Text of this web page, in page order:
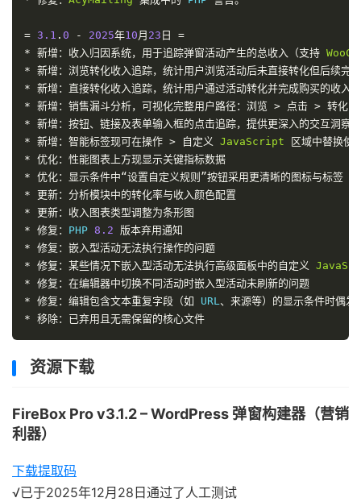
= 3.1 . 0 - 2025年10月 23 日
=
* 新增：收入归因系统，用于追踪弹窗活动产生的总收入（支持
* 新增：浏览转化收入追踪，统计用户浏览活动后未直接转化但后续完
* 新增：直接转化收入追踪，统计用户通过活动转化并完成购买的收入
* 新增：销售漏斗分析，可视化完整用户路径：浏览 > 点击 > 转化
* 新增：按钮、链接及表单输入框的点击追踪，提供更深入的交互洞察
* 新增：智能标签现可在操作 > 自定义 JavaScript
区域中替换使
* 优化：性能图表上方现显示关键指标数据
* 优化：显示条件中“设置自定义规则”按钮采用更清晰的图标与标签
* 更新：分析模块中的转化率与收入颜色配置
* 更新：收入图表类型调整为条形图
* 修复： PHP 8.2 版本弃用通知
* 修复：嵌入型活动无法执行操作的问题
* 修复：某些情况下嵌入型活动无法执行高级面板中的自定义
* 修复：在编辑器中切换不同活动时嵌入型活动未刷新的问题
* 修复：编辑包含文本重复字段（如 URL、来源等）的显示条件时偶发
* 移除：已弃用且无需保留的核心文件
资源下载
FireBox Pro v3.1.2 – WordPress 弹窗构建器（营销
利器）
下载提取码
√已于2025年12月28日通过了人工测试